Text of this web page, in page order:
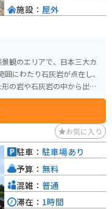
観のエリアで、日本三大カ
にわたり石灰岩が点在し、
の岩や石灰岩の中から出て
に出会えます​。平尾台はト
200ヶ所の鍾乳洞があり、そ
のメッカとして知られてい
ツアーがあり、ヘッドライ
体験が楽しめます。 自然
やバンガロー、コテージな
レット作りを体験すること
。
施設： 屋外
お気に入り
駐車： 駐車場あり
予算： 無料
混雑： 普通
滞在： 1時間